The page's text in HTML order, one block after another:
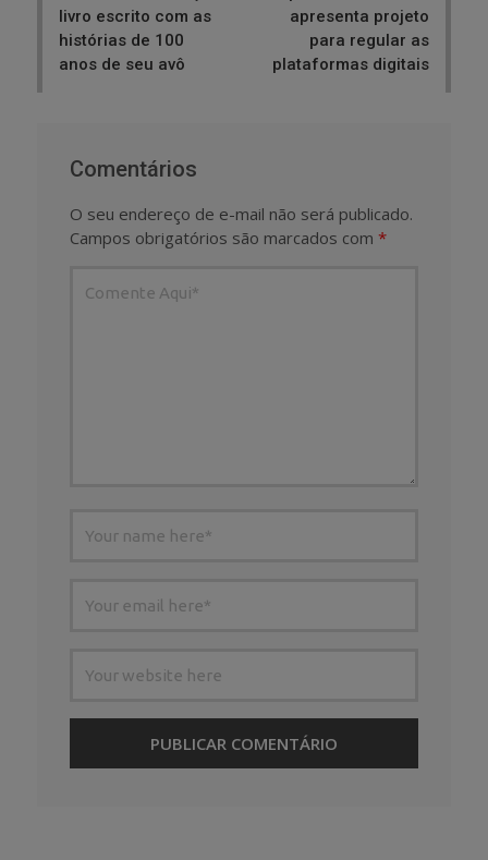
livro escrito com as
histórias de 100
anos de seu avô
apresenta projeto
para regular as
plataformas digitais
Comentários
O seu endereço de e-mail não será publicado.
Campos obrigatórios são marcados com *